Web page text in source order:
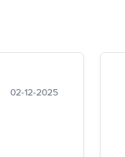
02-12-2025